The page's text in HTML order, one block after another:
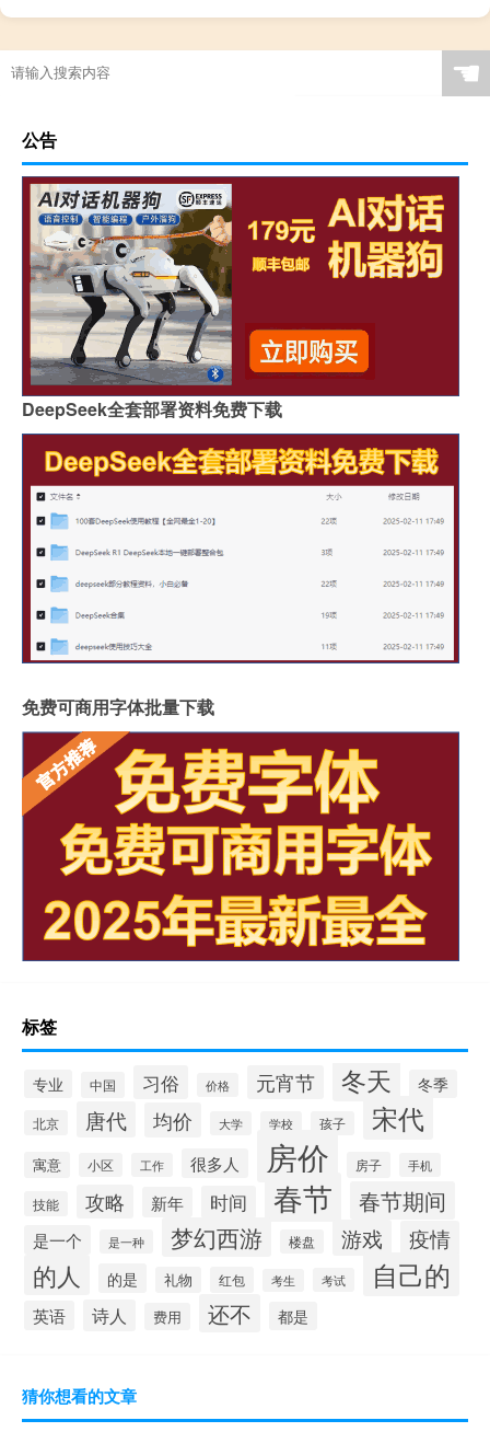
☚
公告
DeepSeek全套部署资料免费下载
免费可商用字体批量下载
标签
专业 中国 习俗 价格 元宵节 冬天 冬季
北京 唐代 均价 大学 学校 孩子 宋代
寓意 小区 工作 很多人 房价 房子 手机
技能 攻略 新年 时间 春节 春节期间
是一个 是一种 梦幻西游 楼盘 游戏 疫情
的人 的是 礼物 红包 考生 考试 自己的
英语 诗人 费用 还不 都是
猜你想看的文章